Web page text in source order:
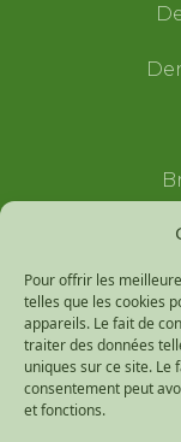
Pour offrir les
telles que les cookies
appareils. Le fait de
traiter des données
uniques sur ce site.
consentement peut
et fonctions.